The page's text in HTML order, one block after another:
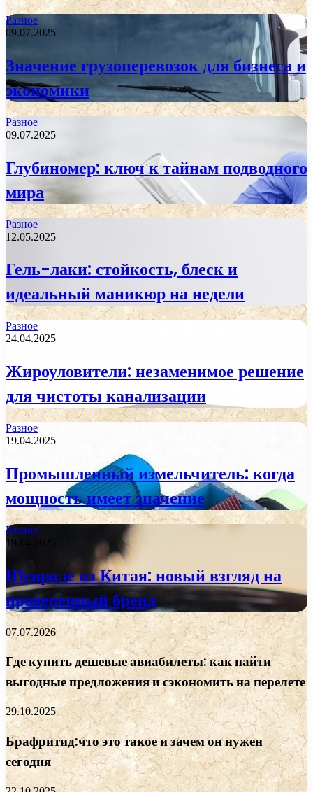
Разное
09.07.2025
Значение грузоперевозок для бизнеса и
экономики
Разное
09.07.2025
Глубиномер: ключ к тайнам подводного
мира
Разное
12.05.2025
Гель-лаки: стойкость, блеск и
идеальный маникюр на недели
Разное
24.04.2025
Жироуловители: незаменимое решение
для чистоты канализации
Разное
19.04.2025
Промышленный измельчитель: когда
мощность имеет значение
Разное
19.04.2025
Шевроле из Китая: новый взгляд на
проверенный бренд
07.07.2026
Где купить дешевые авиабилеты: как найти
выгодные предложения и сэкономить на перелете
29.10.2025
Брафритид:что это такое и зачем он нужен
сегодня